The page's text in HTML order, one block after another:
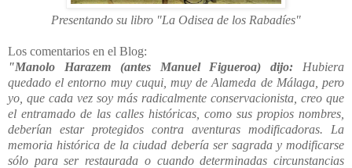
Presentando su libro "La Odisea de los Rabadíes"
Los comentarios en el Blog:
"Manolo Harazem (antes Manuel Figueroa) dijo: Hubiera
quedado el entorno muy cuqui, muy de Alameda de Málaga, pero
yo, que cada vez soy más radicalmente conservacionista, creo que
el entramado de las calles históricas, como sus propios nombres,
deberían estar protegidos contra aventuras modificadoras. La
memoria histórica de la ciudad debería ser sagrada y modificarse
sólo para ser restaurada o cuando determinadas circunstancias